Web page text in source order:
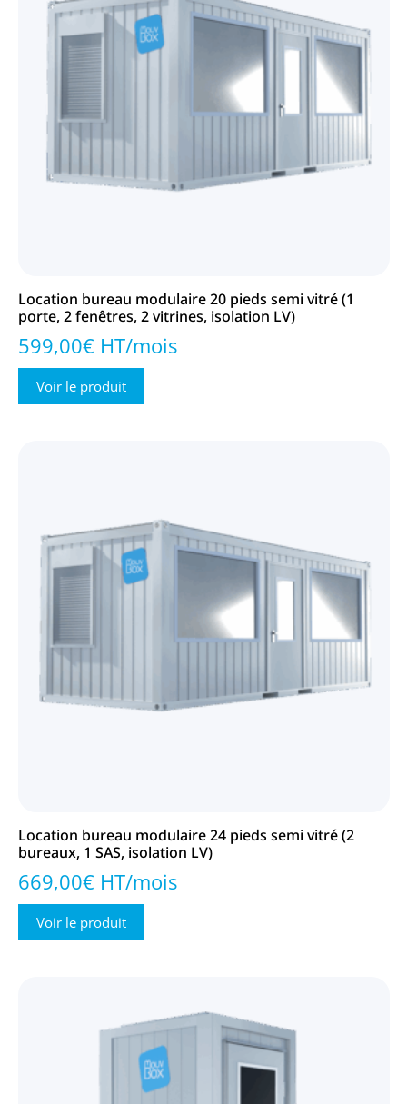
Location bureau modulaire 20 pieds semi vitré (1
porte, 2 fenêtres, 2 vitrines, isolation LV)
599,00€ HT/mois
Voir le produit
Location bureau modulaire 24 pieds semi vitré (2
bureaux, 1 SAS, isolation LV)
669,00€ HT/mois
Voir le produit